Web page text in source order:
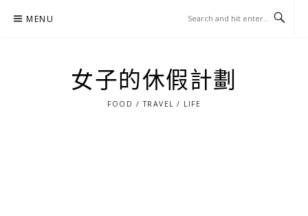
MENU
女子的休假計劃
FOOD / TRAVEL / LIFE